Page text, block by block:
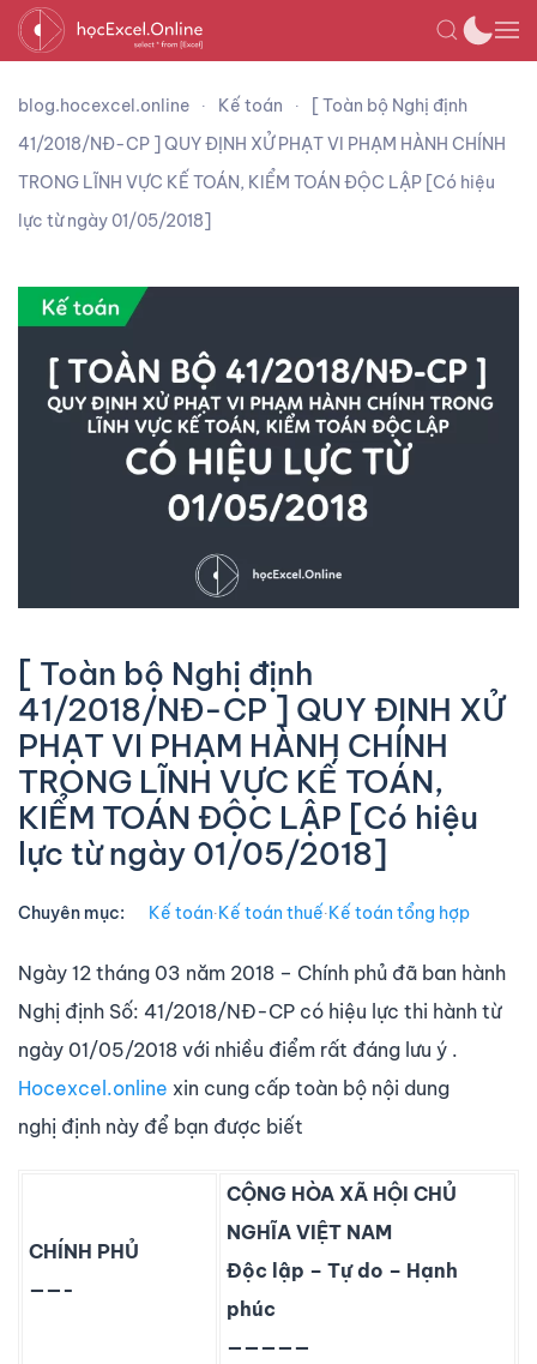
blog.hocexcel.online Kế toán
[ Toàn bộ Nghị định
41/2018/NĐ-CP ] QUY ĐỊNH XỬ PHẠT VI PHẠM HÀNH CHÍNH
TRONG LĨNH VỰC KẾ TOÁN, KIỂM TOÁN ĐỘC LẬP [Có hiệu
lực từ ngày 01/05/2018]
[ Toàn bộ Nghị định
41/2018/NĐ-CP ] QUY ĐỊNH XỬ
PHẠT VI PHẠM HÀNH CHÍNH
TRONG LĨNH VỰC KẾ TOÁN,
KIỂM TOÁN ĐỘC LẬP [Có hiệu
lực từ ngày 01/05/2018]
Chuyên mục: Kế toán∙Kế toán thuế∙Kế toán tổng hợp
Ngày 12 tháng 03 năm 2018 – Chính phủ đã ban hành
Nghị định Số: 41/2018/NĐ-CP có hiệu lực thi hành từ
ngày 01/05/2018 với nhiều điểm rất đáng lưu ý .
Hocexcel.online xin cung cấp toàn bộ nội dung
nghị định này để bạn được biết
CHÍNH PHỦ
——-
CỘNG HÒA XÃ HỘI CHỦ
NGHĨA VIỆT NAM
Độc lập – Tự do – Hạnh
phúc
—————